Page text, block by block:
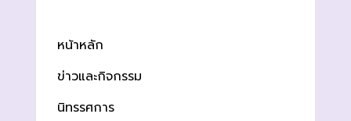
หน้าหลัก
ข่าวและกิจกรรม
นิทรรศการ